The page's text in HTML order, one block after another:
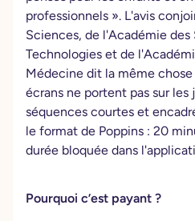
professionnels ». L'avis
Sciences, de l'Académie
Technologies et de
Médecine dit la même
écrans ne portent pas sur les
séquences courtes et
le format de Poppins : 20
durée bloquée dans
Pourquoi c’est payant ?